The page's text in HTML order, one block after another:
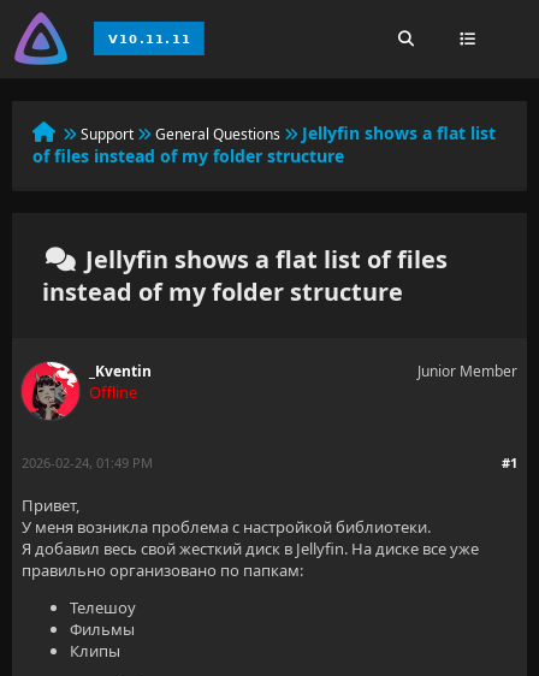
Support General Questions
Jellyfin shows a flat list
of files instead of my folder structure
Jellyfin shows a flat list of files
instead of my folder structure
_Kventin
Offline
Junior Member
#1
2026-02-24, 01:49 PM
Привет,
У меня возникла проблема с настройкой библиотеки.
Я добавил весь свой жесткий диск в Jellyfin. На диске все уже
правильно организовано по папкам:
Телешоу
Фильмы
Клипы